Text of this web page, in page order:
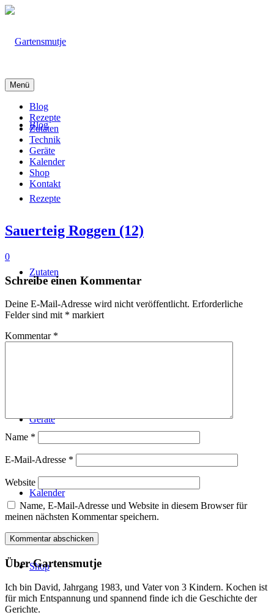
Blog
Rezepte
Zutaten
Technik
Geräte
Kalender
Shop
Menü
Blog
Rezepte
Zutaten
Technik
Geräte
Kalender
Shop
Kontakt
Sauerteig Roggen (12)
0
Schreibe einen Kommentar
Deine E-Mail-Adresse wird nicht veröffentlicht. Erforderliche
Felder sind mit * markiert
Kommentar *
Name *
E-Mail-Adresse *
Website
Name, E-Mail-Adresse und Website in diesem Browser für
meinen nächsten Kommentar speichern.
Über Gartensmutje
Ich bin David, Jahrgang 1983, und Vater von 3 Kindern. Kochen ist
für mich Entspannung und spannend finde ich die Geschichte der
Gerichte.